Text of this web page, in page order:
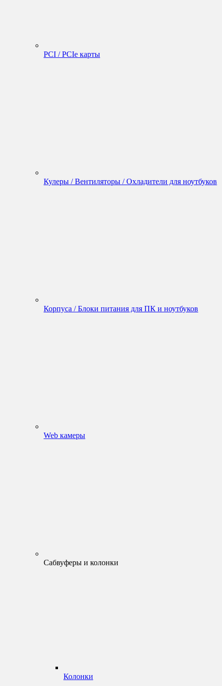
PCI / PCIe карты
Кулеры / Вентиляторы / Охладители для ноутбуков
Корпуса / Блоки питания для ПК и ноутбуков
Web камеры
Сабвуферы и колонки
Колонки